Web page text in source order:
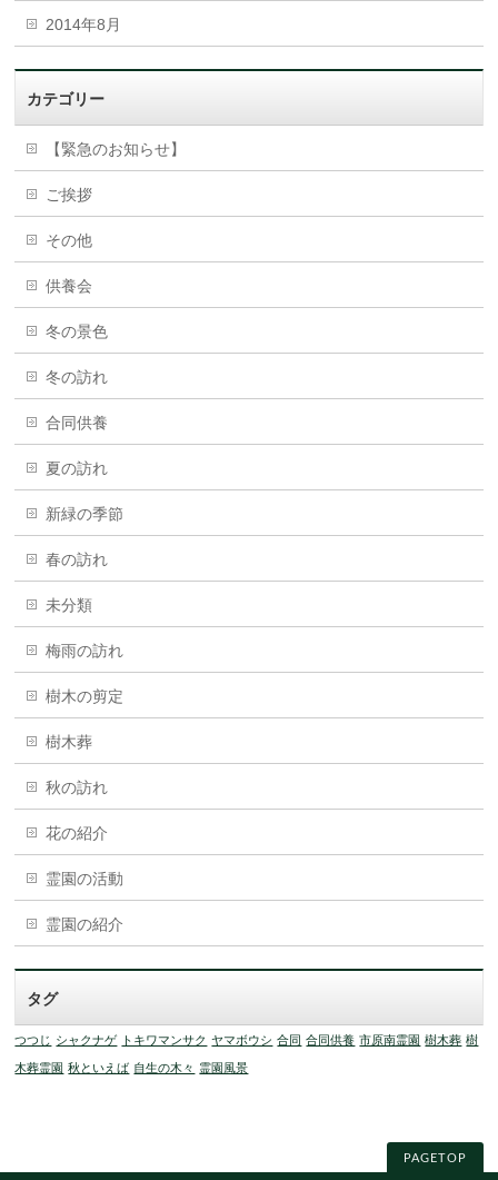
2014年8月
カテゴリー
【緊急のお知らせ】
ご挨拶
その他
供養会
冬の景色
冬の訪れ
合同供養
夏の訪れ
新緑の季節
春の訪れ
未分類
梅雨の訪れ
樹木の剪定
樹木葬
秋の訪れ
花の紹介
霊園の活動
霊園の紹介
タグ
つつじ シャクナゲ トキワマンサク ヤマボウシ 合同 合同供養 市原南霊園 樹木葬 樹
木葬霊園 秋といえば 自生の木々 霊園風景
PAGETOP